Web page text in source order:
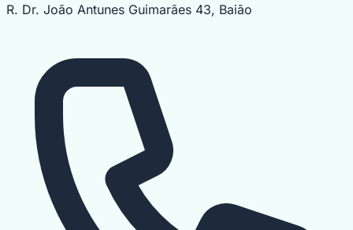
R. Dr. João Antunes Guimarães 43, Baião